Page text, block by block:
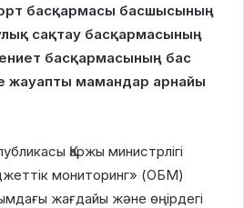
басқармасы басшысының
сақтау басқармасының
басқармасының бас
жауапты мамандар арнайы
Қаржы министрлігі
мониторинг» (ОБМ)
жағдайы және өңірдегі